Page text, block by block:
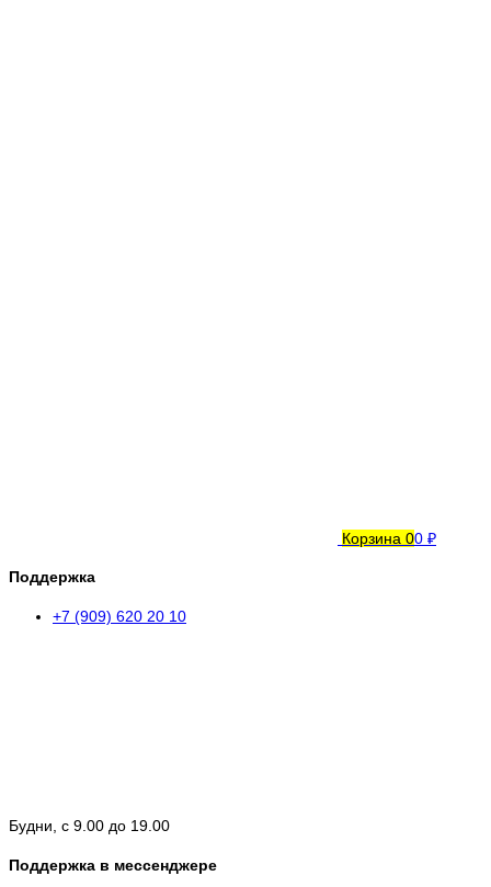
Корзина 00 ₽
Поддержка
+7 (909) 620 20 10
Будни, с 9.00 до 19.00
Поддержка в мессенджере